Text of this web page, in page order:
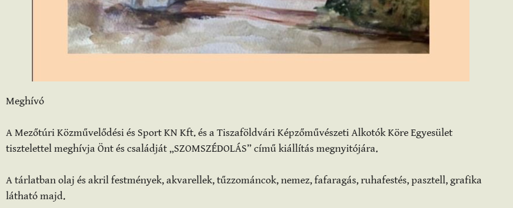
Meghívó
A Mezőtúri Közművelődési és Sport KN Kft. és a Tiszaföldvári Képzőművészeti Alkotók Köre Egyesület
tisztelettel meghívja Önt és családját „SZOMSZÉDOLÁS” című kiállítás megnyitójára.
A tárlatban olaj és akril festmények, akvarellek, tűzzománcok, nemez, fafaragás, ruhafestés, pasztell, grafika
látható majd.